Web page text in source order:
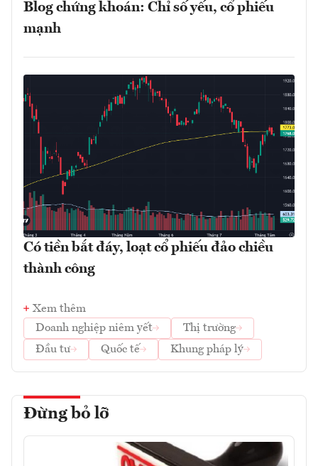
Blog chứng khoán: Chỉ số yếu, cổ phiếu
mạnh
Có tiền bắt đáy, loạt cổ phiếu đảo chiều
thành công
Xem thêm
Doanh nghiệp niêm yết
Thị trường
Đầu tư
Quốc tế Khung pháp lý
Đừng bỏ lỡ